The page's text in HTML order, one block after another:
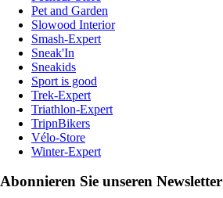
Pet and Garden
Slowood Interior
Smash-Expert
Sneak'In
Sneakids
Sport is good
Trek-Expert
Triathlon-Expert
TripnBikers
Vélo-Store
Winter-Expert
Abonnieren Sie unseren Newsletter